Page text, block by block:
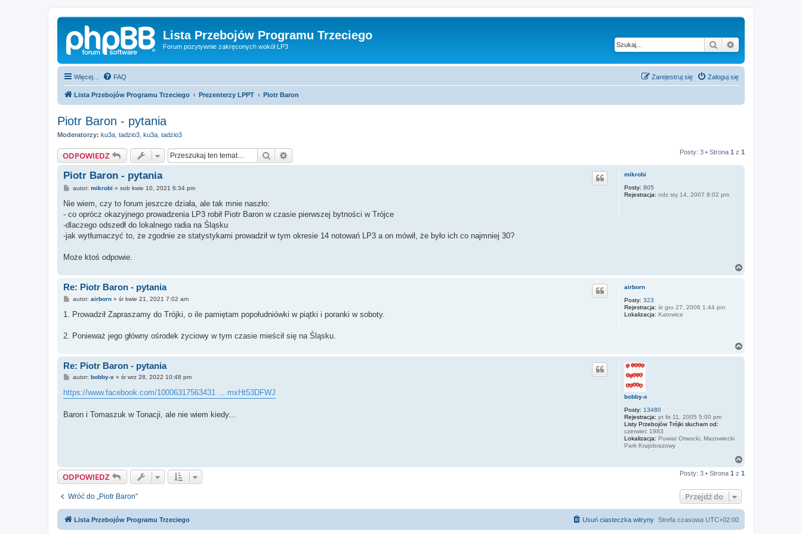
Lista Przebojów Programu Trzeciego
Forum pozytywnie zakręconych wokół LP3 Szukaj
Więcej… FAQ Zaloguj się
Zarejestruj się
Lista Przebojów Programu Trzeciego Prezenterzy LPPT Piotr Baron
Piotr Baron - pytania
Moderatorzy: ku3a tadzio3 ku3a tadzio3
ODPOWIEDZ Szukaj Posty: 3 • Strona 1 z 1
mikrobi
Posty: 805
Rejestracja: ndz sty 14, 2007 8:02 pm
Piotr Baron - pytania
P
s
autor: mikrobi » sob kwie 10, 2021 6:34 pm
Nie wiem, czy to forum jeszcze działa, ale tak mnie naszło:
- co oprócz okazyjnego prowadzenia LP3 robił Piotr Baron w czasie pierwszej bytności w Trójce
-dlaczego odszedł do lokalnego radia na Śląsku
-jak wytłumaczyć to, że zgodnie ze statystykami prowadził w tym okresie 14 notowań LP3 a on mówił, że było ich co najmniej 30?
Może ktoś odpowie.
airborn
Posty: 323
Rejestracja: śr gru 27, 2006 1:44 pm
Lokalizacja: Katowice
Re: Piotr Baron - pytania
P
s
autor: airborn» śr kwie 21, 2021 7:02 am
1. Prowadził Zapraszamy do Trójki, o ile pamiętam popołudniówki w piątki i poranki w soboty.
2. Ponieważ jego główny ośrodek życiowy w tym czasie mieścił się na Śląsku.
bobby-x
Posty: 13480
Rejestracja: pt lis 11, 2005 5:00 pm
Listy Przebojów Trójki słucham od:
czerwiec 1983
Lokalizacja: Powiat Otwocki, Mazowiecki
Park Krajobrazowy
Re: Piotr Baron - pytania
P
s
t
autor: bobby-x » śr wrz 28, 2022 10:48 pm
https://www.facebook.com/10006317563431 ... mxHt53DFWJ
Baron i Tomaszuk w Tonacji, ale nie wiem kiedy...
g
ODPOWIEDZ Posty: 3 • Strona 1 z 1
Wróć do „Piotr Baron” Przejdź do
Lista Przebojów Programu Trzeciego Strefa czasowa UTC+02:00
Usuń ciasteczka witryny